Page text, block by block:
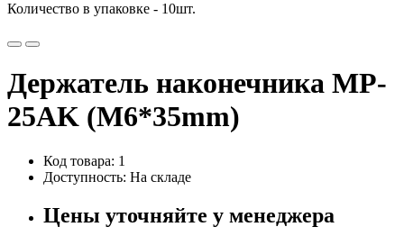
Количество в упаковке - 10шт.
Держатель наконечника MP-
25AK (М6*35mm)
Код товара: 1
Доступность: На складе
Цены уточняйте у менеджера